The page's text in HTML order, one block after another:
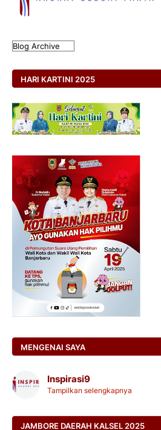
HARI KARTINI 2025
MENGENAI SAYA
Inspirasi9
Tampilkan selengkapnya
JAMBORE DAERAH KALSEL 2025